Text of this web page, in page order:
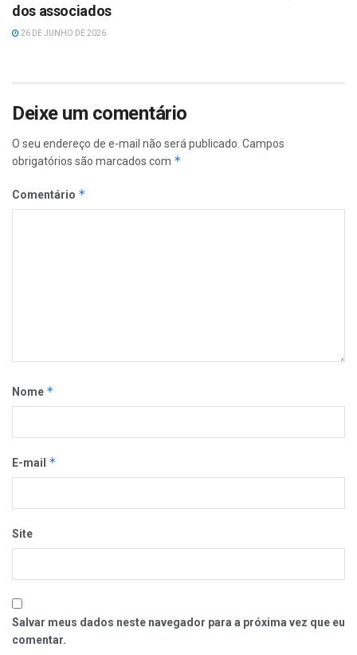
dos associados
26 DE JUNHO DE 2026
Deixe um comentário
O seu endereço de e-mail não será publicado. Campos
obrigatórios são marcados com *
Comentário *
Nome *
E-mail *
Site
Salvar meus dados neste navegador para a próxima vez que eu
comentar.